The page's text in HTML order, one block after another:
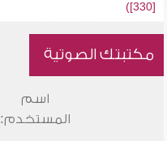
[330])
مكتبتك الصوتية
اسم
المستخدم: